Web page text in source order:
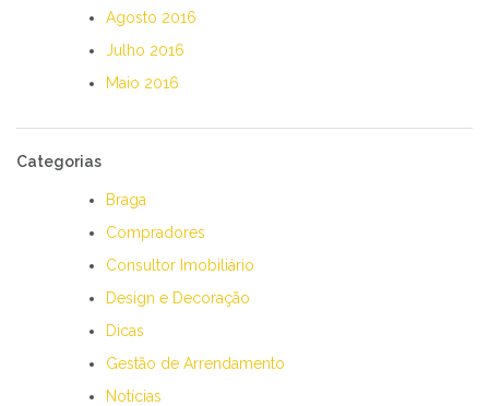
Agosto 2016
Julho 2016
Maio 2016
Categorias
Braga
Compradores
Consultor Imobiliário
Design e Decoração
Dicas
Gestão de Arrendamento
Notícias